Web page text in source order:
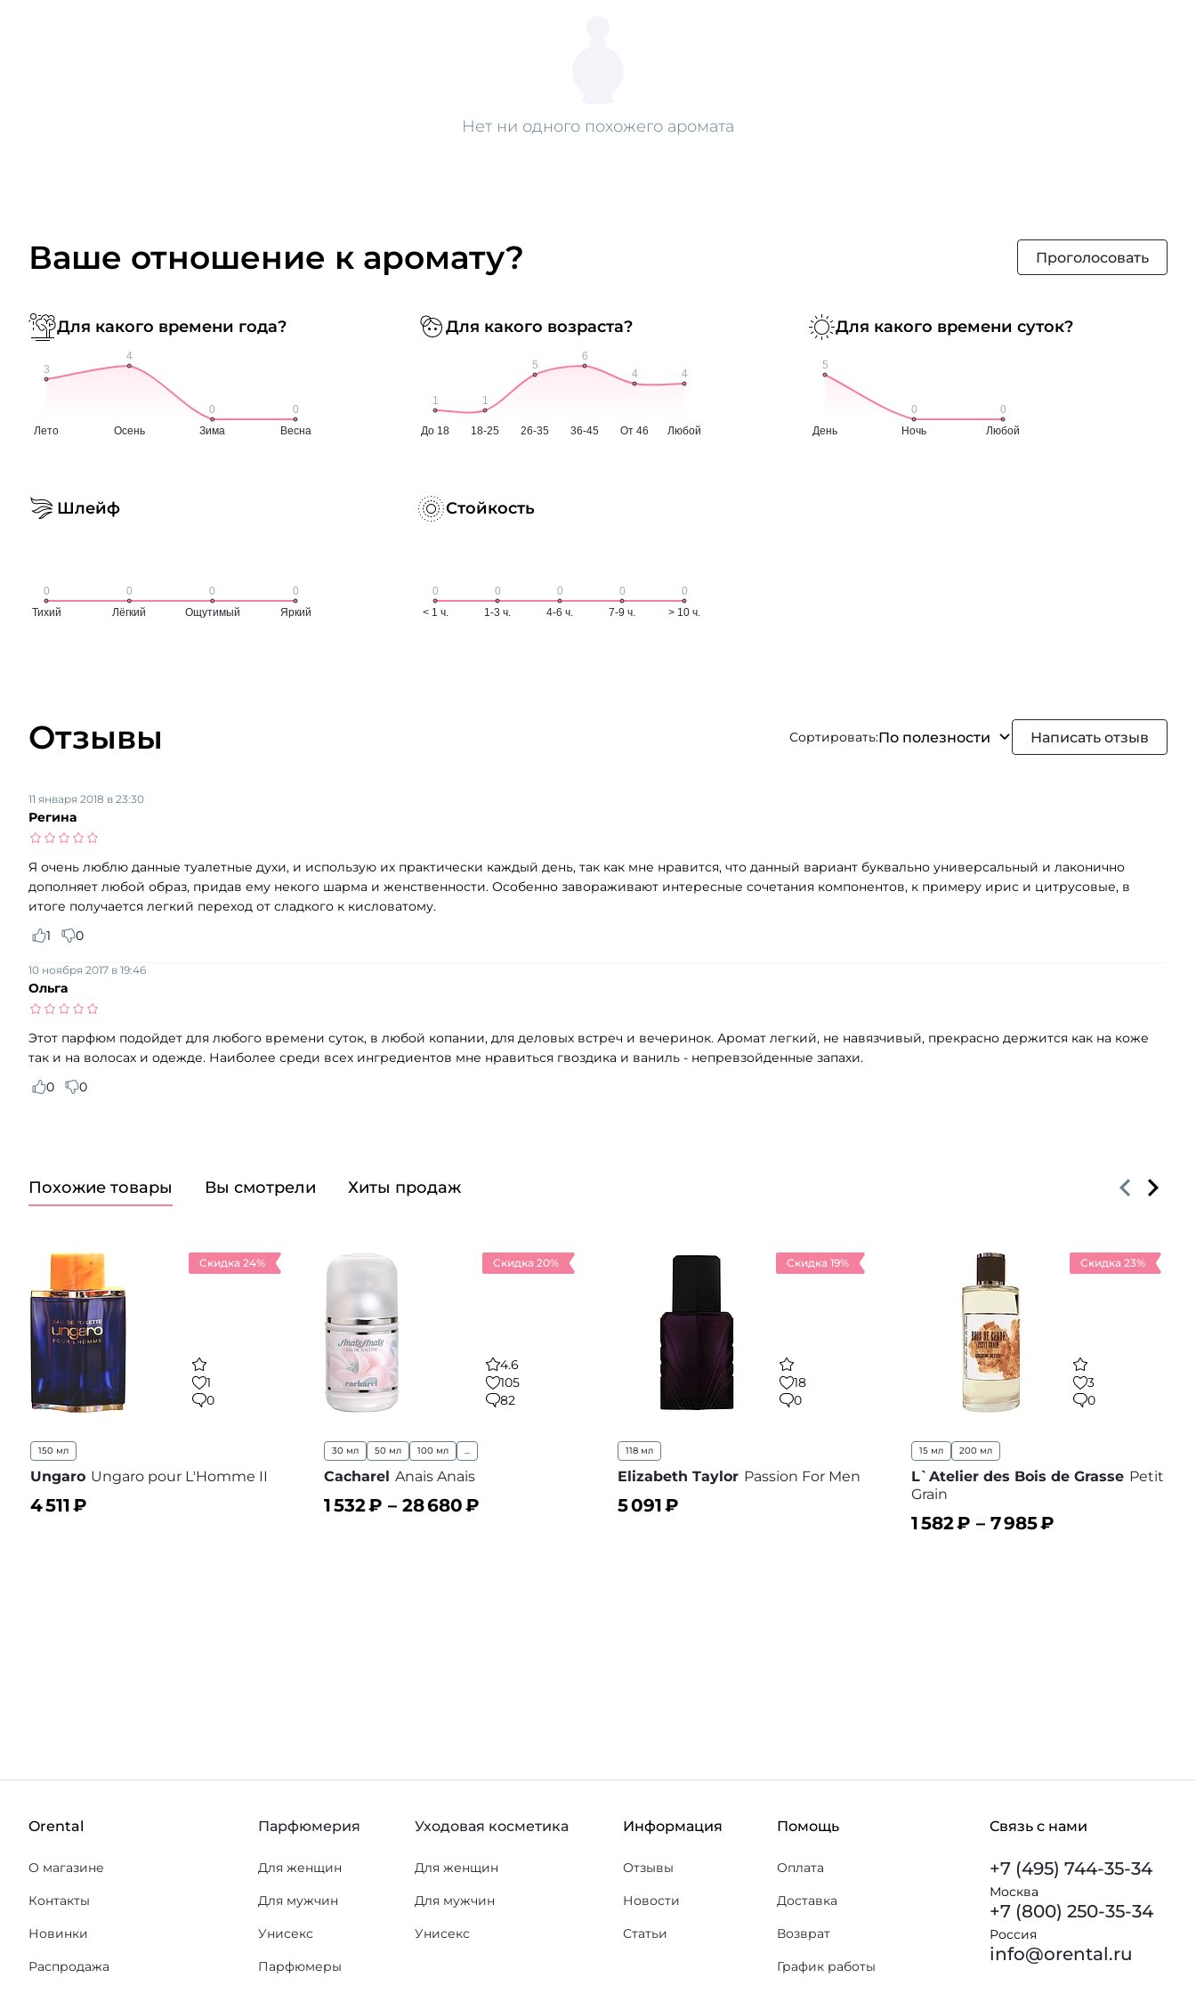
Нет ни одного похожего аромата
Ваше отношение к аромату? Проголосовать
Для какого времени года? Для какого возраста? Для какого времени суток?
Шлейф Стойкость
Отзывы Сортировать:По полезности Написать отзыв
Регина
11 января 2018 в 23:30
Я очень люблю данные туалетные духи, и использую их практически каждый день, так как мне нравится, что данный вариант буквально универсальный и лаконично
дополняет любой образ, придав ему некого шарма и женственности. Особенно завораживают интересные сочетания компонентов, к примеру ирис и цитрусовые, в
итоге получается легкий переход от сладкого к кисловатому.
1
0
Ольга
10 ноября 2017 в 19:46
Этот парфюм подойдет для любого времени суток, в любой копании, для деловых встреч и вечеринок. Аромат легкий, не навязчивый, прекрасно держится как на коже
так и на волосах и одежде. Наиболее среди всех ингредиентов мне нравиться гвоздика и ваниль - непревзойденные запахи.
0
0
Похожие товары Вы смотрели Хиты продаж
Скидка 24%
1
0
150 мл
Ungaro Ungaro pour L'Homme II
4 511₽
Скидка 20%
4.6
105
82
30 мл 50 мл 100 мл ...
Cacharel Anais Anais
1 532₽ – 28 680₽
Скидка 19%
18
0
118 мл
Elizabeth Taylor Passion For Men
5 091₽
Скидка 23%
3
0
15 мл 200 мл
L`Atelier des Bois de Grasse Petit
Grain
1 582₽ – 7 985₽
Orental
О магазине
Контакты
Новинки
Распродажа
Парфюмерия
Для женщин
Для мужчин
Унисекс
Парфюмеры
Уходовая косметика
Для женщин
Для мужчин
Унисекс
Информация
Отзывы
Новости
Статьи
Помощь
Оплата
Доставка
Возврат
График работы
Связь с нами
+7 (495) 744-35-34
Москва
+7 (800) 250-35-34
Россия
info@orental.ru